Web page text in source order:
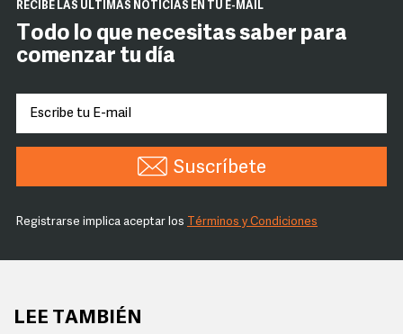
RECIBE LAS ÚLTIMAS NOTICIAS EN TU E-MAIL
Todo lo que necesitas saber para
comenzar tu día
Suscríbete
Registrarse implica aceptar los Términos y Condiciones
LEE TAMBIÉN